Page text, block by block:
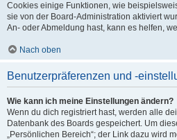
Cookies einige Funktionen, wie
sie von der Board-Administration aktiviert
An- oder Abmeldung hast, kann es helfen,
Nach oben
Benutzerpräferenzen und -
Wie kann ich meine Einstellungen ändern?
Wenn du dich registriert hast, werden alle
Datenbank des Boards gespeichert. Um
„Persönlichen Bereich“; der Link dazu wird